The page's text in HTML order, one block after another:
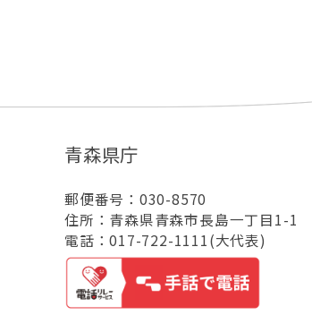
青森県庁
郵便番号：030-8570
住所：青森県青森市長島一丁目1-1
電話：017-722-1111(大代表)